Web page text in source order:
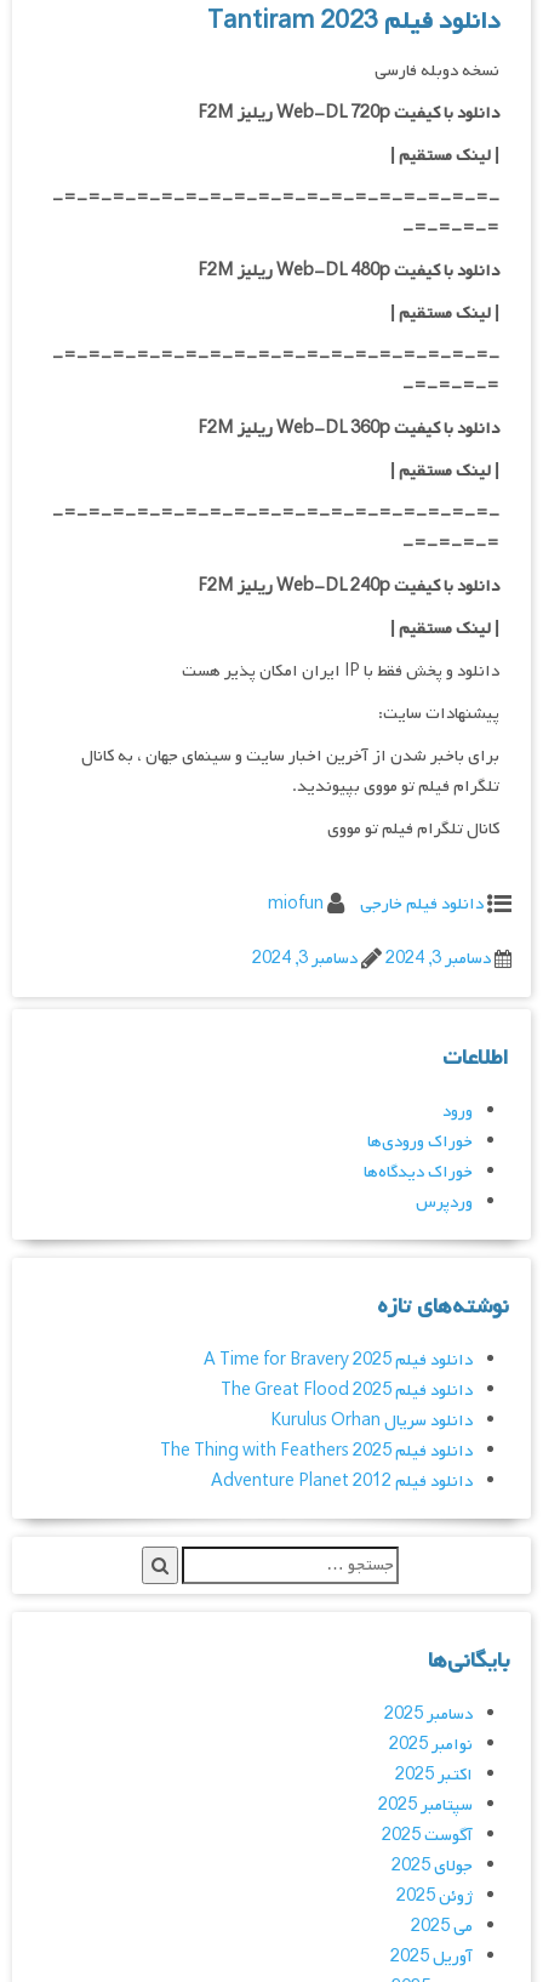
دانلود فیلم Tantiram 2023
نسخه دوبله فارسی
دانلود با کیفیت Web-DL 720p ریلیز F2M
|لینک مستقیم|
-=-=-=-=-=-=-=-=-=-=-=-=-=-=-=-=-=-=-
=-=-=-=-
دانلود با کیفیت Web-DL 480p ریلیز F2M
|لینک مستقیم|
-=-=-=-=-=-=-=-=-=-=-=-=-=-=-=-=-=-=-
=-=-=-=-
دانلود با کیفیت Web-DL 360p ریلیز F2M
| لینک مستقیم|
-=-=-=-=-=-=-=-=-=-=-=-=-=-=-=-=-=-=-
=-=-=-=-
دانلود با کیفیت Web-DL 240p ریلیز F2M
| لینک مستقیم|
دانلود و پخش فقط با IP ایران امکان پذیر هست
پیشنهادات سایت:
برای باخبر شدن از آخرین اخبار سایت و سینمای جهان ، به کانال
تلگرام فیلم تو مووی بپیوندید.
کانال تلگرام فیلم تو مووی
دانلود فیلم خارجی
miofun
دسامبر 3, 2024
دسامبر 3, 2024
اطلاعات
ورود
خوراک ورودی‌ها
خوراک دیدگاه‌ها
وردپرس
نوشته‌های تازه
دانلود فیلم A Time for Bravery 2025
دانلود فیلم The Great Flood 2025
دانلود سریال Kurulus Orhan
دانلود فیلم The Thing with Feathers 2025
دانلود فیلم Adventure Planet 2012
بایگانی‌ها
دسامبر 2025
نوامبر 2025
اکتبر 2025
سپتامبر 2025
آگوست 2025
جولای 2025
ژوئن 2025
می 2025
آوریل 2025